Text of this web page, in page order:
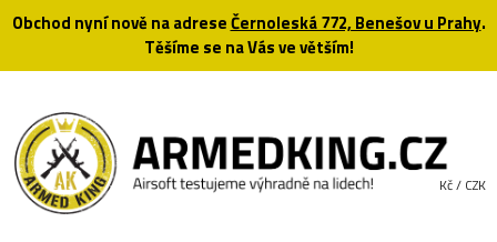
Obchod nyní nově na adreseČernoleská 772, Benešov u Prahy.
Těšíme se na Vás ve větším!
Kč / CZK